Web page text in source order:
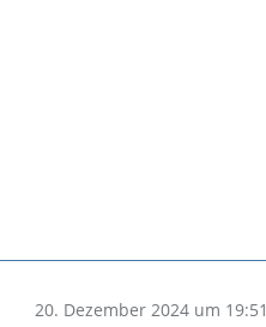
20. Dezember 2024 um 19:51